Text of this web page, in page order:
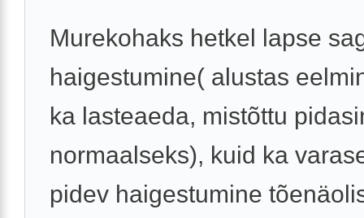
Murekohaks hetkel lapse
haigestumine( alustas
ka lasteaeda, mistõttu
normaalseks), kuid ka
pidev haigestumine